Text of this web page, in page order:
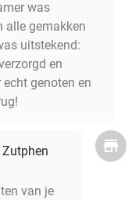
was
alle gemakken
uitstekend:
en
genoten en
Zutphen
van je